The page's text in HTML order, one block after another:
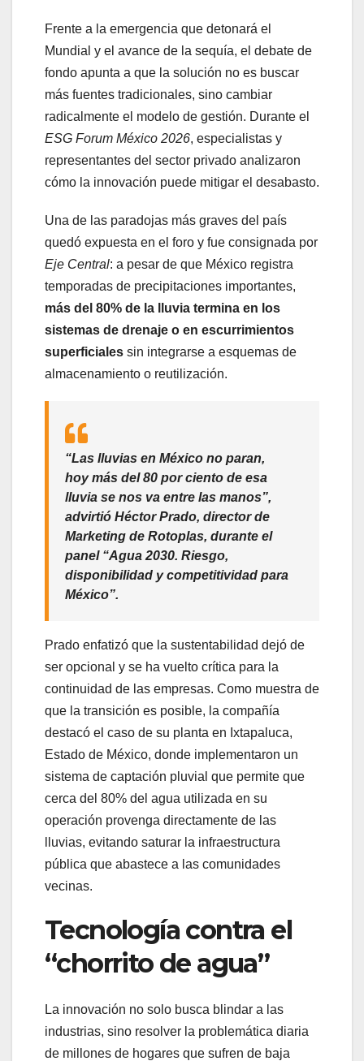
Frente a la emergencia que detonará el
Mundial y el avance de la sequía, el debate de
fondo apunta a que la solución no es buscar
más fuentes tradicionales, sino cambiar
radicalmente el modelo de gestión. Durante el
ESG Forum México 2026, especialistas y
representantes del sector privado analizaron
cómo la innovación puede mitigar el desabasto.
Una de las paradojas más graves del país
quedó expuesta en el foro y fue consignada por
Eje Central: a pesar de que México registra
temporadas de precipitaciones importantes,
más del 80% de la lluvia termina en los
sistemas de drenaje o en escurrimientos
superficiales sin integrarse a esquemas de
almacenamiento o reutilización.
“Las lluvias en México no paran,
hoy más del 80 por ciento de esa
lluvia se nos va entre las manos”,
advirtió Héctor Prado, director de
Marketing de Rotoplas, durante el
panel “Agua 2030. Riesgo,
disponibilidad y competitividad para
México”.
Prado enfatizó que la sustentabilidad dejó de
ser opcional y se ha vuelto crítica para la
continuidad de las empresas. Como muestra de
que la transición es posible, la compañía
destacó el caso de su planta en Ixtapaluca,
Estado de México, donde implementaron un
sistema de captación pluvial que permite que
cerca del 80% del agua utilizada en su
operación provenga directamente de las
lluvias, evitando saturar la infraestructura
pública que abastece a las comunidades
vecinas.
Tecnología contra el
“chorrito de agua”
La innovación no solo busca blindar a las
industrias, sino resolver la problemática diaria
de millones de hogares que sufren de baja